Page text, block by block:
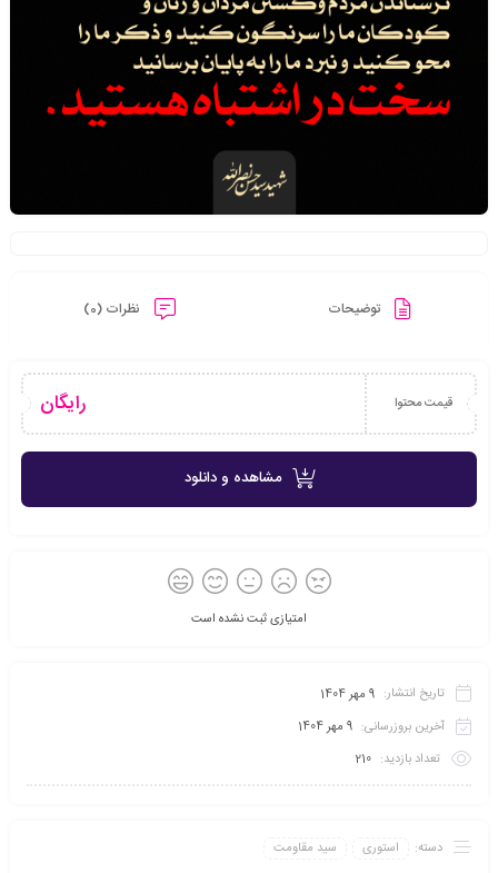
توضیحات نظرات (0)
قیمت محتوا رایگان
مشاهده و دانلود
امتیازی ثبت نشده است
تاریخ انتشار: 9 مهر 1404
آخرین بروزرسانی: 9 مهر 1404
تعداد بازدید: 210
دسته: استوری سید مقاومت